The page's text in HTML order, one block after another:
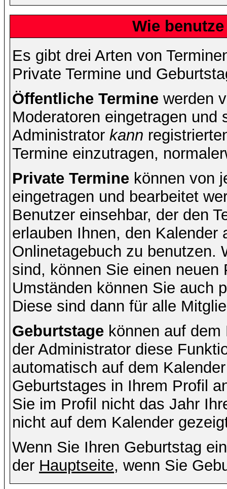
Wie
Es gibt drei Arten von
Private Termine und
Öffentliche Termine werden
Moderatoren eingetragen und
Administrator kann
Termine einzutragen,
Private Termine können von
eingetragen und bearbeitet
Benutzer einsehbar, der den
erlauben Ihnen, den
Onlinetagebuch zu benutzen.
sind, können Sie einen neuen
Umständen können Sie auch
Diese sind dann für alle
Geburtstage können auf
der Administrator diese
automatisch auf dem
Geburtstages in Ihrem Profil
Sie im Profil nicht das Jahr
nicht auf dem Kalender
Wenn Sie Ihren Geburtstag
der Hauptseite, wenn Sie